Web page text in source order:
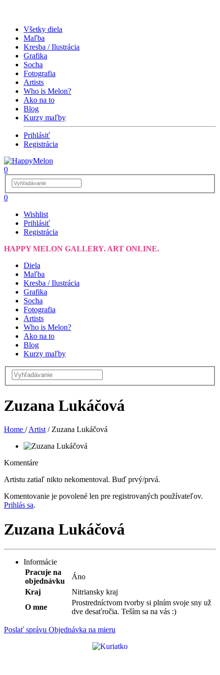
Všetky diela
Maľba
Kresba / Ilustrácia
Grafika
Socha
Fotografia
Artists
Who is Melon?
Ako na to
Blog
Kurzy maľby
Prihlásiť
Registrácia
0
0
Wishlist
Prihlásiť
Registrácia
HAPPY MELON GALLERY. ART ONLINE.
Diela
Maľba
Kresba / Ilustrácia
Grafika
Socha
Fotografia
Artists
Who is Melon?
Ako na to
Blog
Kurzy maľby
Zuzana Lukáčová
Home / Artist /Zuzana Lukáčová
Komentáre
Artistu zatiaľ nikto nekomentoval. Buď prvý/prvá.
Komentovanie je povolené len pre registrovaných používateľov.
Prihlás sa.
Zuzana Lukáčová
Informácie
Pracuje na
objednávku
Áno
Kraj
Nitriansky kraj
O mne
Prostredníctvom tvorby si plním svoje sny už
dve desaťročia. Teším sa na vás :)
Poslať správu Objednávka na mieru